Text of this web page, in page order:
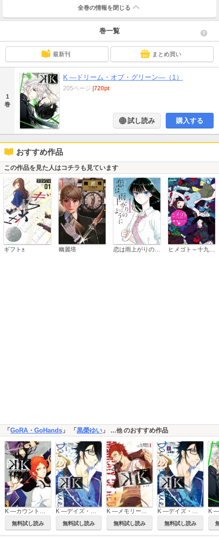
全巻の情報を 閉じる
巻一覧
最新刊 まとめ買い
1
巻
K ―ドリーム・オブ・グリーン―（1）
205ページ 720pt
試し読み 購入する
おすすめ作品
この作品を見た人はコチラも見ています
ギフト± 幽麗塔 恋は雨上がりのように ヒメゴト～十九歳の制服～
「 GoRA・GoHands 」 「 黒榮ゆい 」 …他のおすすめ作品
K ―カウントダウン―
無料試し読み
K ―デイズ・オブ・ブルー―
無料試し読み
K ―メモリー・オブ・レッド―
無料試し読み 無料試し読み